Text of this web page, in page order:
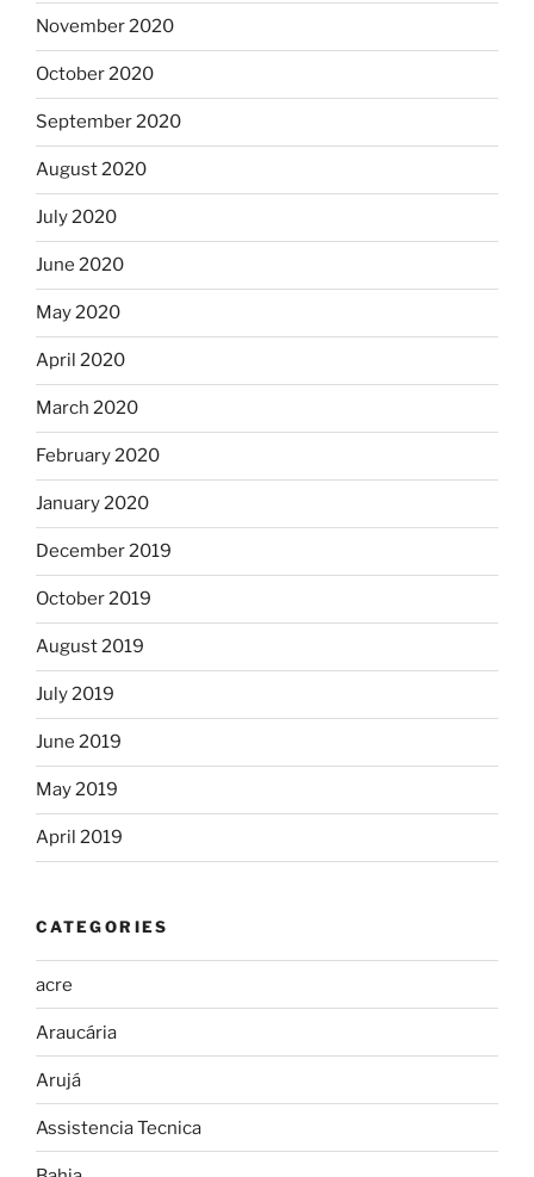
November 2020
October 2020
September 2020
August 2020
July 2020
June 2020
May 2020
April 2020
March 2020
February 2020
January 2020
December 2019
October 2019
August 2019
July 2019
June 2019
May 2019
April 2019
CATEGORIES
acre
Araucária
Arujá
Assistencia Tecnica